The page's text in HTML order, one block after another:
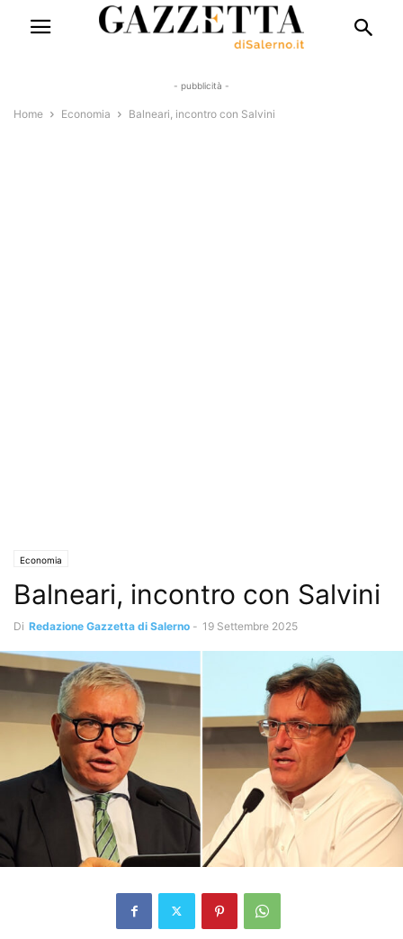
- pubblicità -
Home Economia Balneari, incontro con Salvini
Economia
Balneari, incontro con Salvini
Di Redazione Gazzetta di Salerno - 19 Settembre 2025